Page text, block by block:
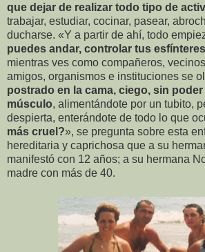
que dejar de realizar todo tipo de
trabajar, estudiar, cocinar, pasear,
ducharse. «Y a partir de ahí, todo
puedes andar, controlar tus
mientras ves como compañeros,
amigos, organismos e instituciones se
postrado en la cama, ciego, sin
músculo, alimentándote por un tubito,
despierta, enterándote de todo lo que
más cruel?», se pregunta sobre esta
hereditaria y caprichosa que a su
manifestó con 12 años; a su hermana
madre con más de 40.